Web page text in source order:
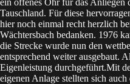
Tauschland. Für diese
hier noch einmal recht herzlich
Wächtersbach bedanken. 1976
die Strecke wurde nun den
entsprechend weiter ausgebaut.
Eigenleistung durchgeführt.Mit
eigenen Anlage stellten sich